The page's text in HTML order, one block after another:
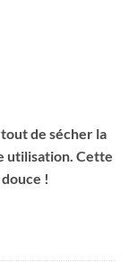
de sécher la
utilisation. Cette
!